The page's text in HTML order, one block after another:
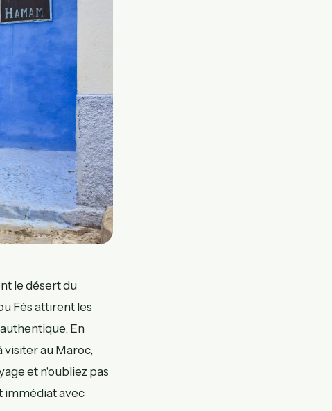
le désert du
Fès attirent les
En
visiter au Maroc,
et n'oubliez pas
immédiat avec